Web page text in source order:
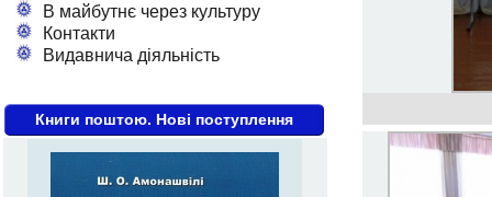
В майбутнє через культуру
Контакти
Видавнича діяльність
Книги поштою. Нові поступлення